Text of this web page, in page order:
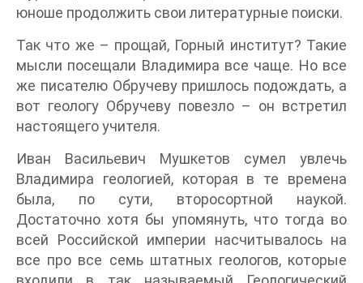
юноше продолжить свои литературные поиски.
Так что же – прощай, Горный институт? Такие
мысли посещали Владимира все чаще. Но все
же писателю Обручеву пришлось подождать, а
вот геологу Обручеву повезло – он встретил
настоящего учителя.
Иван Васильевич Мушкетов сумел увлечь
Владимира геологией, которая в те времена
была, по сути, второсортной наукой.
Достаточно хотя бы упомянуть, что тогда во
всей Российской империи насчитывалось на
все про все семь штатных геологов, которые